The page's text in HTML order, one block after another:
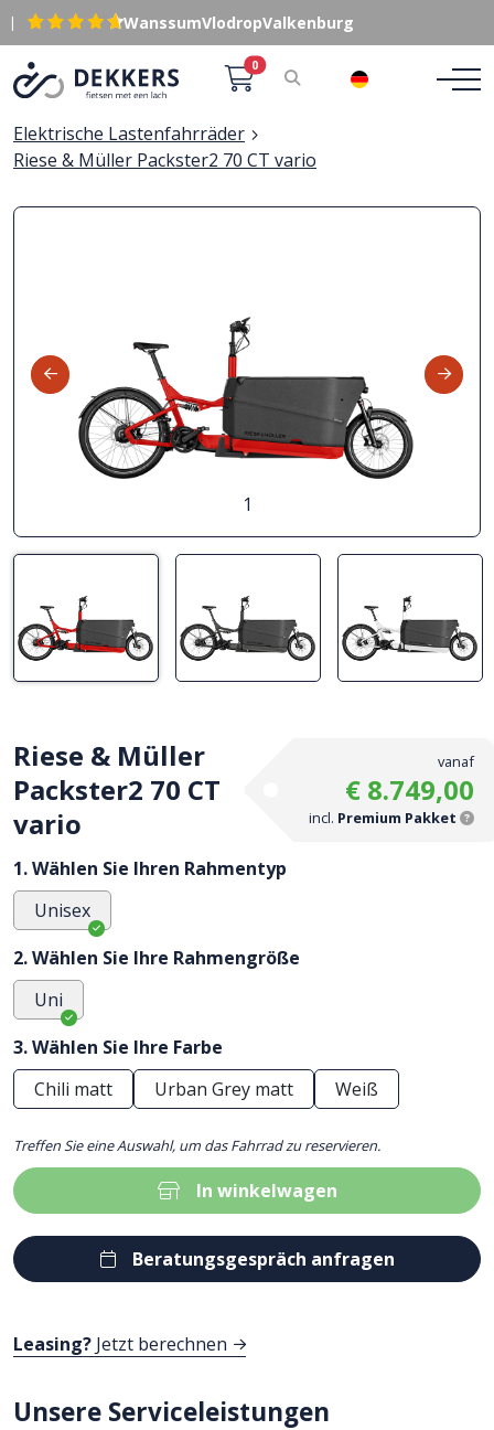
| WanssumVlodropValkenburg
0
Elektrische Lastenfahrräder
Riese & Müller Packster2 70 CT vario
1
Riese & Müller
Packster2 70 CT
vario
vanaf
€ 8.749,00
incl. Premium Pakket
1. Wählen Sie Ihren Rahmentyp
Unisex
2. Wählen Sie Ihre Rahmengröße
Uni
3. Wählen Sie Ihre Farbe
Chili matt
Urban Grey matt Weiß
Treffen Sie eine Auswahl, um das Fahrrad zu reservieren.
In winkelwagen
Beratungsgespräch anfragen
Leasing? Jetzt berechnen
Unsere Serviceleistungen